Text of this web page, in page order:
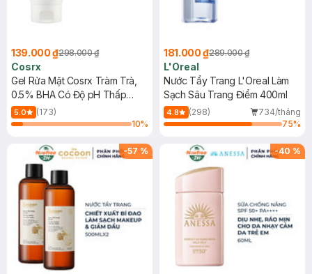
139.000 ₫298.000 ₫
Cosrx
Gel Rửa Mặt Cosrx Tràm Trà,
0.5% BHA Có Độ pH Thấp
150ml
5.0
(173)
10%
181.000 ₫289.000 ₫
L'Oreal
Nước Tẩy Trang L'Oreal Làm
Sạch Sâu Trang Điểm 400ml
4.8 (298)
734/tháng
75%
-57 % -40 %